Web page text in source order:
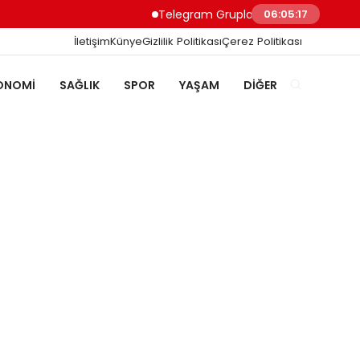
Telegram Grupları ile Doğru
06:05:17
İletişimKünyeGizlilik PolitikasıÇerez Politikası
SAĞLIK SPOR YAŞAM DIĞER